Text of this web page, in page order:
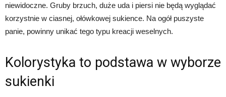
niewidoczne. Gruby brzuch, duże uda i piersi nie będą wyglądać
korzystnie w ciasnej, ołówkowej sukience. Na ogół puszyste
panie, powinny unikać tego typu kreacji weselnych.
Kolorystyka to podstawa w wyborze
sukienki